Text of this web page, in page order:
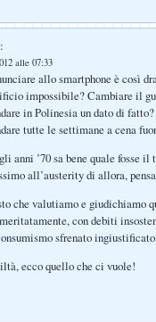
alle 07:33
allo smartphone è così
impossibile? Cambiare il
in Polinesia un dato di
tutte le settimane a cena
anni ’70 sa bene quale fosse
all’austerity di allora,
che valutiamo e giudichiamo
con debiti
sfrenato
ecco quello che ci vuole!